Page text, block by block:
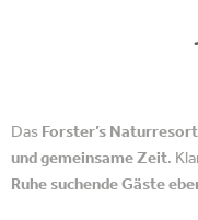
GENIESSER
Das Forster’s
und gemeinsame Zeit.
Ruhe suchende Gäste